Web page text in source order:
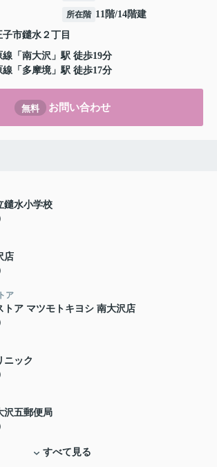
所在階 11階/14階建
子市鑓水 ２丁目
線 「 南大沢 」駅 徒歩19分
線 「 多摩境」駅 徒歩17分
無料 お問い合わせ
鑓水小学校
店
ア
トア マツモトキヨシ 南大沢店
ニック
沢五郵便局
すべて見る